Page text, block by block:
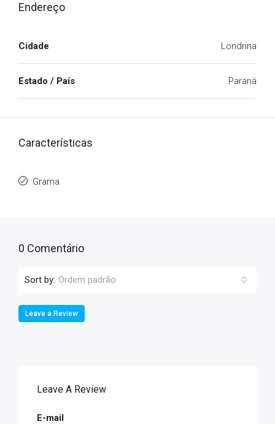
Endereço
Cidade Londrina
Estado / País Paraná
Características
Grama
0 Comentário
Sort by: Ordem padrão
Leave a Review
Leave A Review
E-mail